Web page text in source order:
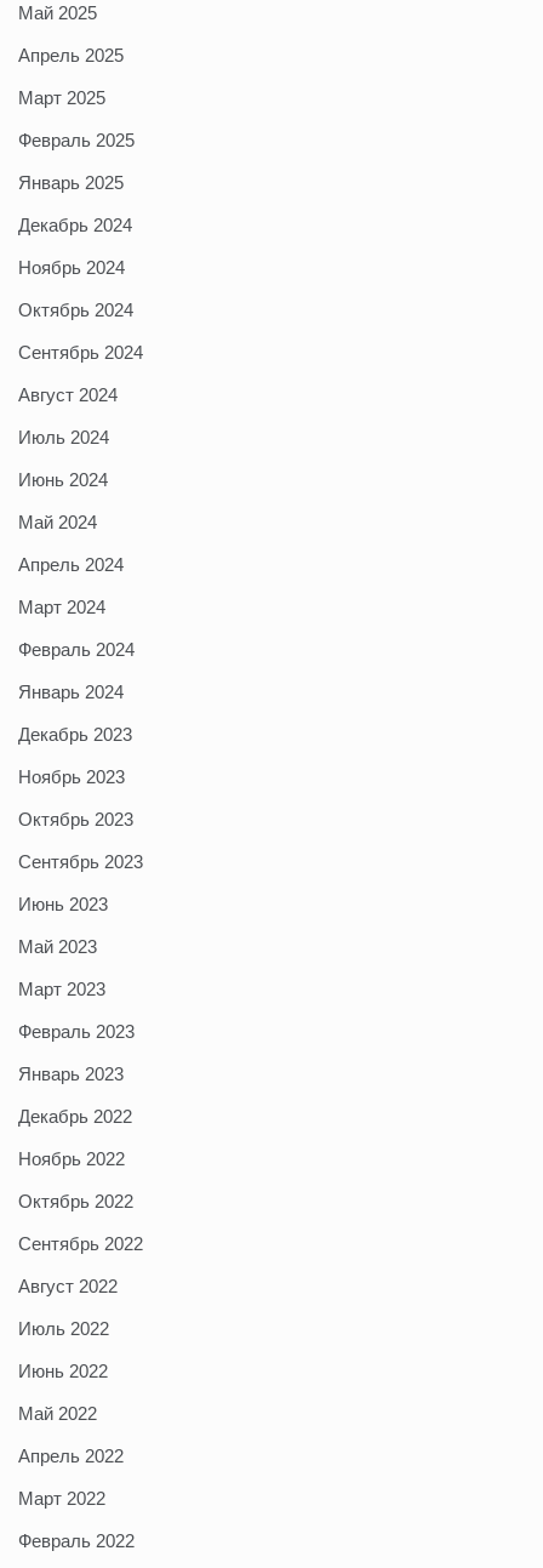
Май 2025
Апрель 2025
Март 2025
Февраль 2025
Январь 2025
Декабрь 2024
Ноябрь 2024
Октябрь 2024
Сентябрь 2024
Август 2024
Июль 2024
Июнь 2024
Май 2024
Апрель 2024
Март 2024
Февраль 2024
Январь 2024
Декабрь 2023
Ноябрь 2023
Октябрь 2023
Сентябрь 2023
Июнь 2023
Май 2023
Март 2023
Февраль 2023
Январь 2023
Декабрь 2022
Ноябрь 2022
Октябрь 2022
Сентябрь 2022
Август 2022
Июль 2022
Июнь 2022
Май 2022
Апрель 2022
Март 2022
Февраль 2022